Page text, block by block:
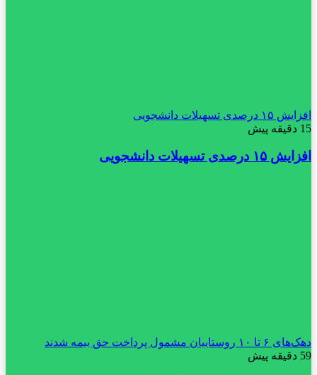
افزایش ۱۵ درصدی تسهیلات دانشجویی
15 دقیقه پیش
افزایش ۱۵ درصدی تسهیلات دانشجویی
دهک‌های ۶ تا ۱۰ روستاییان مشمول پرداخت حق بیمه شدند
59 دقیقه پیش